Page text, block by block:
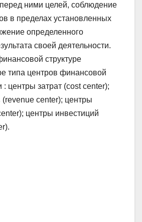
ними целей, соблюдение
в пределах установленных
определенного
своей деятельности.
структуре
типа центров финансовой
: центры затрат (cost center);
center); центры
центры инвестиций